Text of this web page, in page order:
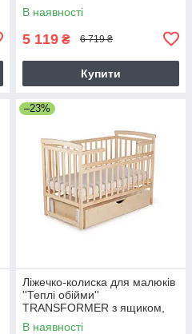
В наявності
5 119 ₴ 6 719 ₴
Купити
–23%
Ліжечко-колиска для малюків
''Теплі обійми''
TRANSFORMER з ящиком,
натуральний
В наявності